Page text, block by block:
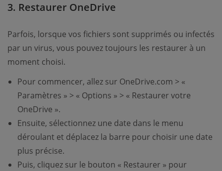
3. Restaurer OneDrive
Parfois, lorsque vos fichiers sont supprimés ou infectés
par un virus, vous pouvez toujours les restaurer à un
moment choisi.
Pour commencer, allez sur OneDrive.com > «
Paramètres » > « Options » > « Restaurer votre
OneDrive ».
Ensuite, sélectionnez une date dans le menu
déroulant et déplacez la barre pour choisir une date
plus précise.
Puis, cliquez sur le bouton « Restaurer » pour